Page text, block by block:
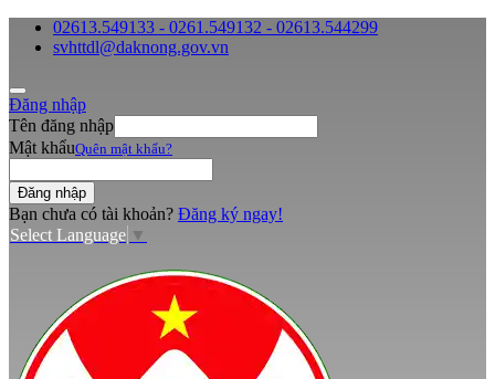
02613.549133 - 0261.549132 - 02613.544299
svhttdl@daknong.gov.vn
Đăng nhập
Tên đăng nhập
Mật khẩuQuên mật khẩu?
Bạn chưa có tài khoản? Đăng ký ngay!
Select Language ▼